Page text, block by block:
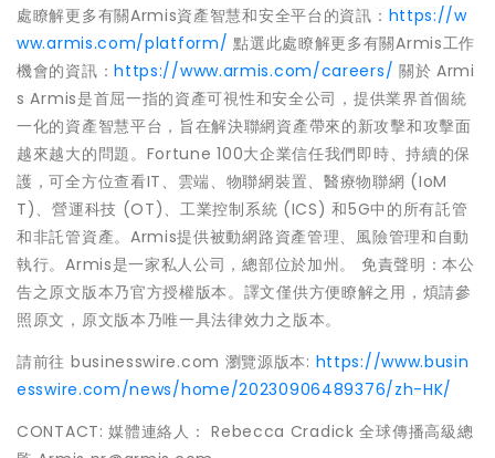
處瞭解更多有關Armis資產智慧和安全平台的資訊： https://w
ww.armis.com/platform/ 點選此處瞭解更多有關Armis工作
機會的資訊：https://www.armis.com/careers/ 關於 Armi
s Armis是首屈一指的資產可視性和安全公司，提供業界首個統
一化的資產智慧平台，旨在解決聯網資產帶來的新攻擊和攻擊面
越來越大的問題。Fortune 100大企業信任我們即時、持續的保
護，可全方位查看IT、雲端、物聯網裝置、醫療物聯網 (IoM
T)、營運科技 (OT)、工業控制系統 (ICS) 和5G中的所有託管
和非託管資產。Armis提供被動網路資產管理、風險管理和自動
執行。Armis是一家私人公司，總部位於加州。 免責聲明：本公
告之原文版本乃官方授權版本。譯文僅供方便瞭解之用，煩請參
照原文，原文版本乃唯一具法律效力之版本。
請前往 businesswire.com 瀏覽源版本: https://www.busin
esswire.com/news/home/20230906489376/zh-HK/
CONTACT: 媒體連絡人： Rebecca Cradick 全球傳播高級總